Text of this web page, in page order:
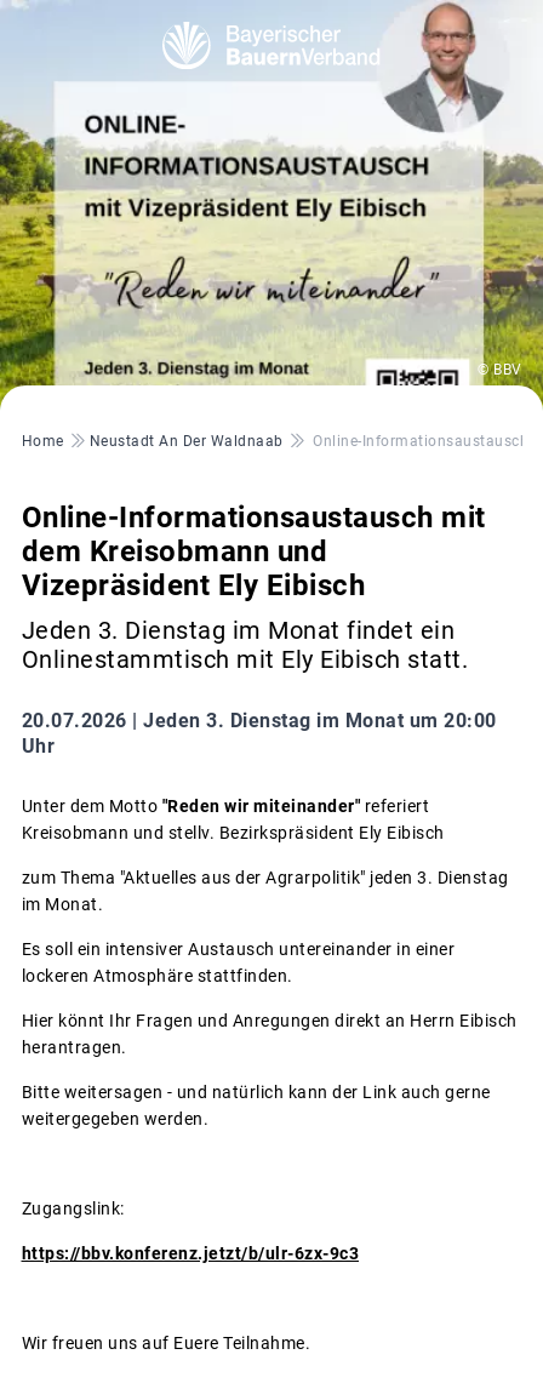
© BBV
Pfadnavigation
Home Neustadt An Der Waldnaab Online-Informationsaustausch
Online-Informationsaustausch mit
dem Kreisobmann und
Vizepräsident Ely Eibisch
Jeden 3. Dienstag im Monat findet ein
Onlinestammtisch mit Ely Eibisch statt.
20.07.2026 | Jeden 3. Dienstag im Monat um 20:00
Uhr
Unter dem Motto "Reden wir miteinander" referiert
Kreisobmann und stellv. Bezirkspräsident Ely Eibisch
zum Thema "Aktuelles aus der Agrarpolitik" jeden 3. Dienstag
im Monat.
Es soll ein intensiver Austausch untereinander in einer
lockeren Atmosphäre stattfinden.
Hier könnt Ihr Fragen und Anregungen direkt an Herrn Eibisch
herantragen.
Bitte weitersagen - und natürlich kann der Link auch gerne
weitergegeben werden.
Zugangslink:
https://bbv.konferenz.jetzt/b/ulr-6zx-9c3
Wir freuen uns auf Euere Teilnahme.